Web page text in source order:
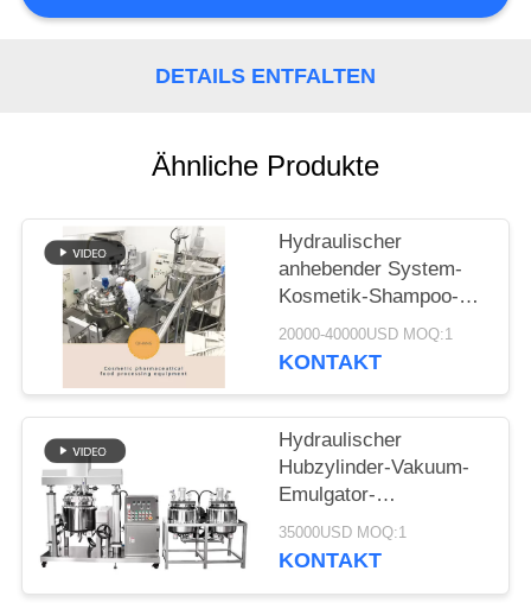
ZITAT
SITEMAP
PRIVACY
POLICY
DETAILS ENTFALTEN
Ähnliche Produkte
Hydraulischer
anhebender System-
Kosmetik-Shampoo-
Emulsionsmittel-
Homogenisierer-
20000-40000USD MOQ:1
KONTAKT
Hydraulischer
Hubzylinder-Vakuum-
Emulgator-
Homogenisator für
homogene Mischung
35000USD MOQ:1
KONTAKT